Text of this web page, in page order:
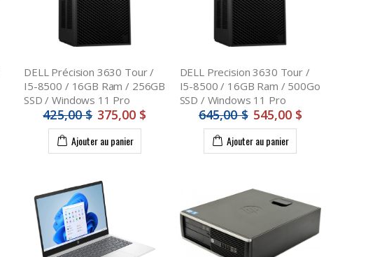
DELL Précision 3630 Tour /
I5-8500 / 16GB Ram / 256GB
SSD / Windows 11 Pro
425,00 $ 375,00 $
Ajouter au panier
DELL Precision 3630 Tour /
I5-8500 / 16GB Ram / 500Go
SSD / Windows 11 Pro
645,00 $ 545,00 $
Ajouter au panier